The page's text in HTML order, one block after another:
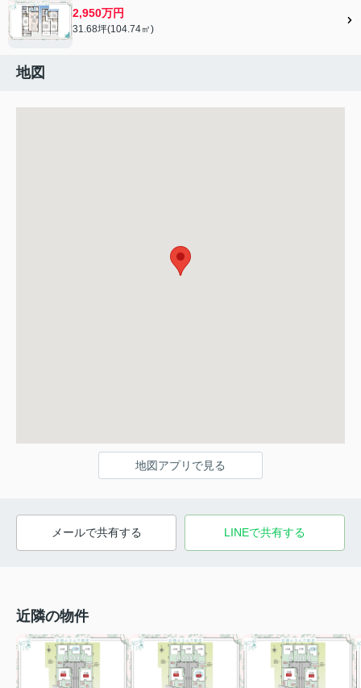
2,950万円
31.68坪(104.74㎡)
地図
地図アプリで見る
メールで共有する LINEで共有する
近隣の物件